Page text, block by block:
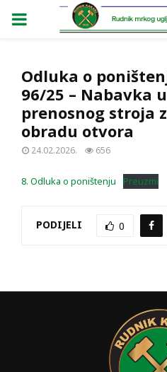
PRIMARY
Odluka o
96/25 – Nabavka
prenosnog stroja
obradu otvora
24.02.2026. 656
8. Odluka o poništenju Preuzmi
PODIJELI 0